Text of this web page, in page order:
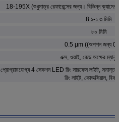
18-195X (শুধুমাত্র রেফারেন্সের জন্য। বিভিন্ন
8.১-১.৩ মিমি
৮০ মিমি
0.5 μm ((অপশন জন্য
এক্স, ওয়াই, জেড অক্ষের
প্রোগ্রামযোগ্য 4 সেকশন LED রিং সারফেস লাইট,
রিং লাইট, কোঅক্সিয়াল,